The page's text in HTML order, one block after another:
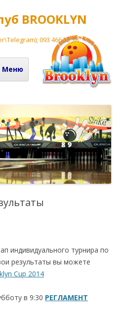
BROOKLYN
093 466 52 38
Меню
Перейти до вмісту
индивидуального турнира по
результаты вы можете
Cup 2014
в 9:30 РЕГЛАМЕНТ